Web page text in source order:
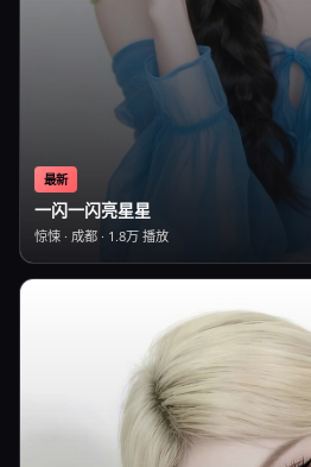
最新
一闪一闪亮星星
惊悚 · 成都 · 1.8万 播放